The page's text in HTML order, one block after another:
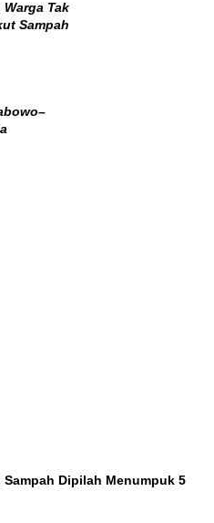
Warga Tak
Sampah
Sampah Dipilah Menumpuk 5